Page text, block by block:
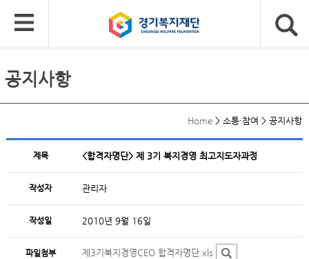
공지사항
Home > 소통·참여 > 공지사항
제목 <합격자명단> 제 3기 복지경영 최고지도자과정
작성자 관리자
작성일 2010년 9월 16일
파일첨부 제3기복지경영CEO 합격자명단.xls